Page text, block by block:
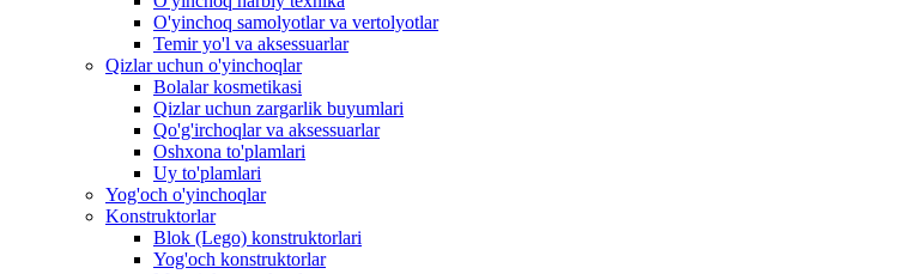
O'yinchoq samolyotlar va vertolyotlar
Temir yo'l va aksessuarlar
Qizlar uchun o'yinchoqlar
Bolalar kosmetikasi
Qizlar uchun zargarlik buyumlari
Qo'g'irchoqlar va aksessuarlar
Oshxona to'plamlari
Uy to'plamlari
Yog'och o'yinchoqlar
Konstruktorlar
Blok (Lego) konstruktorlari
Yog'och konstruktorlar